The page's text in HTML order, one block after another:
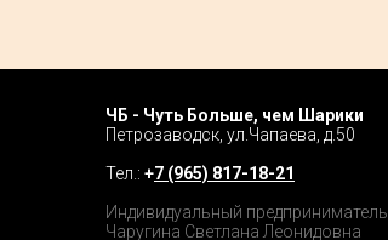
ЧБ - Чуть Больше, чем Шарики
Петрозаводск, ул.Чапаева, д.50
Тел.: +7 (965) 817-18-21
Индивидуальный предприниматель
Чаругина Светлана Леонидовна